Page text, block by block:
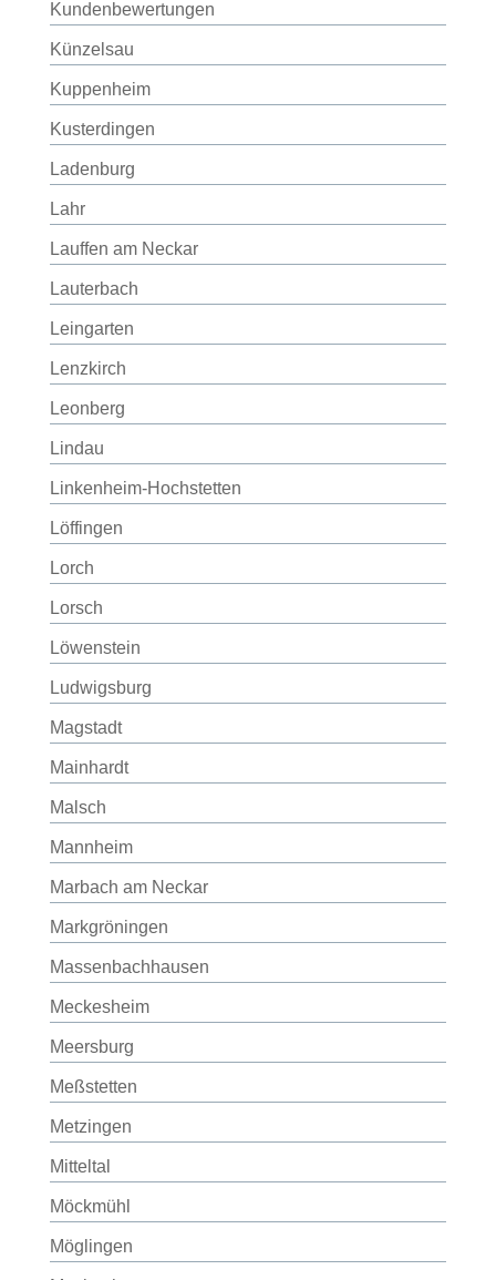
Kundenbewertungen
Künzelsau
Kuppenheim
Kusterdingen
Ladenburg
Lahr
Lauffen am Neckar
Lauterbach
Leingarten
Lenzkirch
Leonberg
Lindau
Linkenheim-Hochstetten
Löffingen
Lorch
Lorsch
Löwenstein
Ludwigsburg
Magstadt
Mainhardt
Malsch
Mannheim
Marbach am Neckar
Markgröningen
Massenbachhausen
Meckesheim
Meersburg
Meßstetten
Metzingen
Mitteltal
Möckmühl
Möglingen